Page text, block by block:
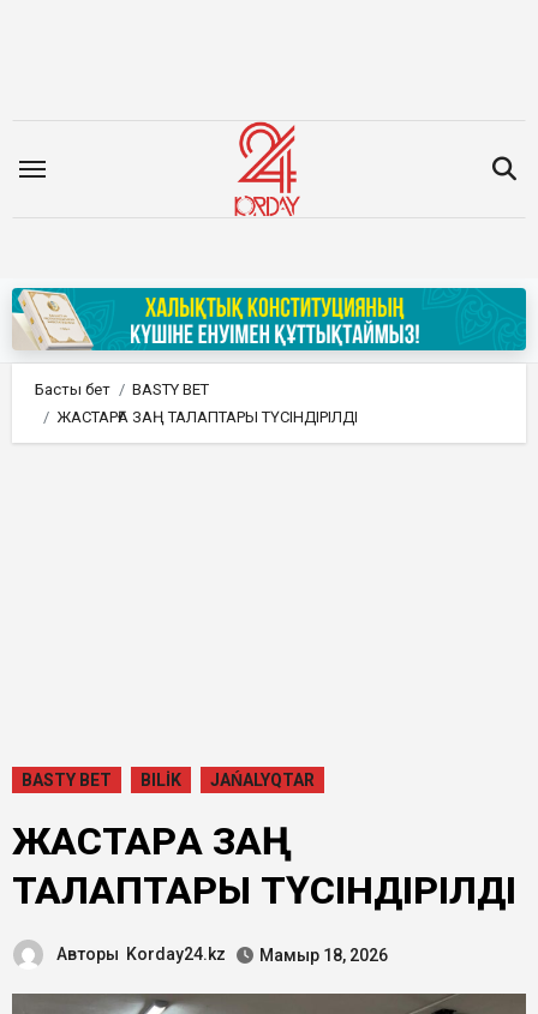
Басты бет
BASTY BET
ЖАСТАРҒА ЗАҢ ТАЛАПТАРЫ ТҮСІНДІРІЛДІ
BASTY BET BILİK JAŃALYQTAR
ЖАСТАРҒА ЗАҢ
ТАЛАПТАРЫ ТҮСІНДІРІЛДІ
Авторы Korday24.kz Мамыр 18, 2026